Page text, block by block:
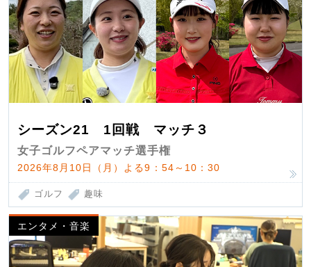
シーズン21 1回戦 マッチ３
女子ゴルフペアマッチ選手権
2026年8月10日（月）よる9：54～10：30
ゴルフ 趣味
エンタメ・音楽